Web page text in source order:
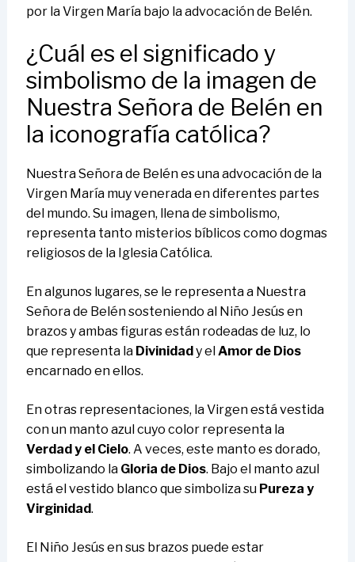
por la Virgen María bajo la advocación de Belén.
¿Cuál es el significado y
simbolismo de la imagen de
Nuestra Señora de Belén en
la iconografía católica?
Nuestra Señora de Belén es una advocación de la
Virgen María muy venerada en diferentes partes
del mundo. Su imagen, llena de simbolismo,
representa tanto misterios bíblicos como dogmas
religiosos de la Iglesia Católica.
En algunos lugares, se le representa a Nuestra
Señora de Belén sosteniendo al Niño Jesús en
brazos y ambas figuras están rodeadas de luz, lo
que representa la Divinidady el Amor de Dios
encarnado en ellos.
En otras representaciones, la Virgen está vestida
con un manto azul cuyo color representa la
Verdad y el Cielo. A veces, este manto es dorado,
simbolizando la Gloria de Dios. Bajo el manto azul
está el vestido blanco que simboliza su Pureza y
Virginidad.
El Niño Jesús en sus brazos puede estar